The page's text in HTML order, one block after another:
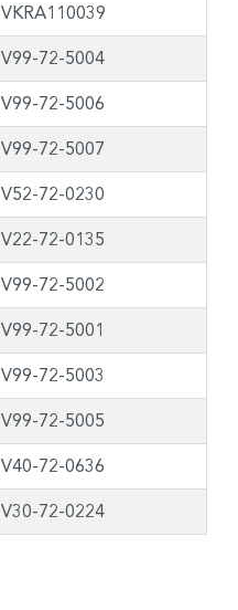
VKRA110039
V99-72-5004
V99-72-5006
V99-72-5007
V52-72-0230
V22-72-0135
V99-72-5002
V99-72-5001
V99-72-5003
V99-72-5005
V40-72-0636
V30-72-0224